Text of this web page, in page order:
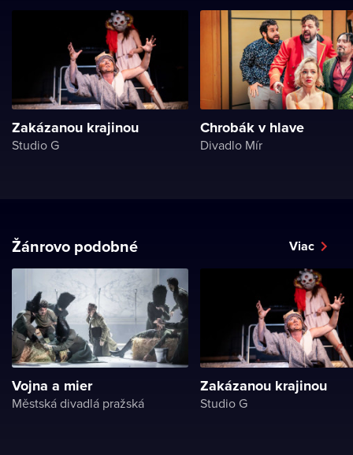
Zakázanou krajinou
Studio G
Chrobák v hlave
Divadlo Mír
Žánrovo podobné Viac
Vojna a mier
Městská divadlá pražská
Zakázanou krajinou
Studio G